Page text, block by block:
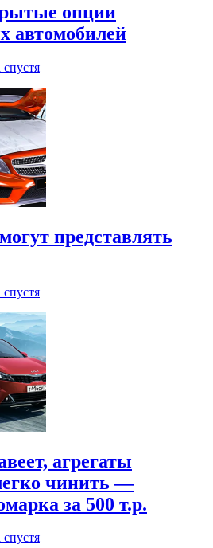
опции
автомобилей
спустя
представлять
спустя
агрегаты
чинить —
за 500 т.р.
спустя